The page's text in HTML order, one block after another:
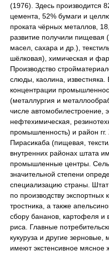
(1976). Здесь производится
цемента, 52% бумаги и
проката чёрных металлов,
развитие получили пищевая
масел, сахара и др.),
шёлковая), химическая и
Производство
слюды, каолина,
концентрации
(металлургия и
числе автомобилестроение,
нефтехимическая,
промышленность) и район
Пирасикаба (пищевая,
внутренних районах штата
промышленные центры.
значительной степени
специализацию страны.
по производству
тростника, а также
сбору бананов, картофеля и
риса. Главные
кукуруза и другие
имеют экстенсивное мясное